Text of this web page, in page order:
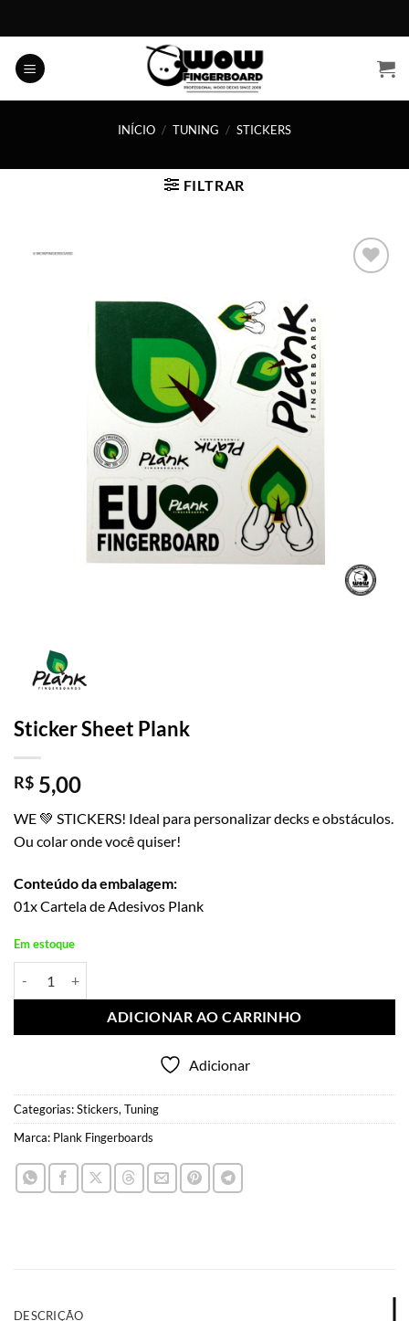
to
content
INÍCIO / TUNING / STICKERS
FILTRAR
Sticker Sheet Plank
R$ 5,00
WE 💚 STICKERS! Ideal para personalizar decks e obstáculos.
Ou colar onde você quiser!
Conteúdo da embalagem:
01x Cartela de Adesivos Plank
Em estoque
ADICIONAR AO CARRINHO
Adicionar
Categorias:Stickers,Tuning
Marca: Plank Fingerboards
DESCRIÇÃO